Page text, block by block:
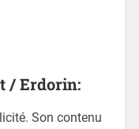
/ Erdorin:
Son contenu